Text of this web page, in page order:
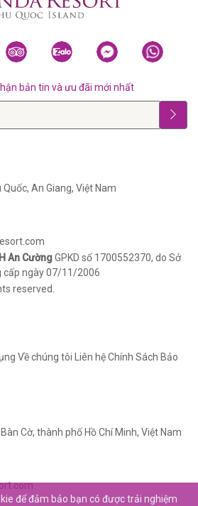
bản tin và ưu đãi mới nhất
An Giang, Việt Nam
An CườngGPKD số 1700552370, do Sở
cấp ngày 07/11/2006
reserved.
Về chúng tôi Liên hệChính Sách Bảo
Cờ, thành phố Hồ Chí Minh, Việt Nam
để đảm bảo bạn có được trải nghiệm